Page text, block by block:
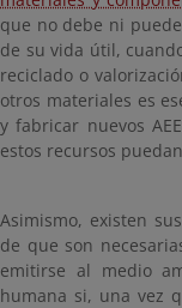
que no debe ni
de su vida útil,
reciclado o
otros materiales es
y fabricar nuevos
estos recursos
Asimismo, existen
de que son
emitirse al medio
humana si, una vez